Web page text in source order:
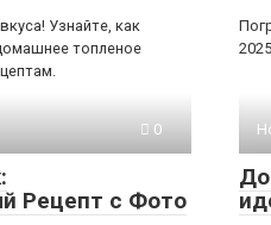
Узнайте, как
топленое
0
Рецепт с Фото